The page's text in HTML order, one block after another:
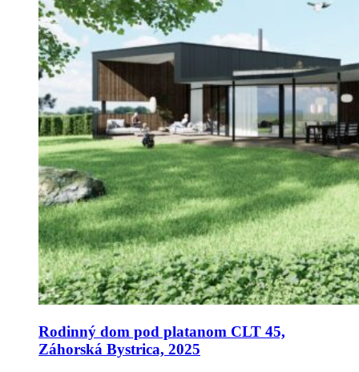
Rodinný dom pod platanom CLT 45,
Záhorská Bystrica, 2025